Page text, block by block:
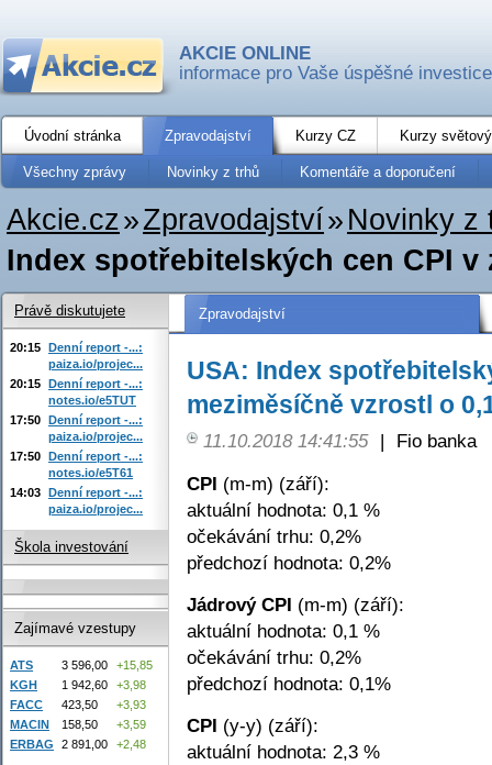
AKCIE ONLINE
informace pro Vaše úspěšné investice
Úvodní stránka Zpravodajství Kurzy CZ Kurzy
Všechny zprávy Novinky z trhů Komentáře a doporučení
Akcie.cz»Zpravodajství» Novinky z
Index spotřebitelských cen CPI v
Zpravodajství
USA: Index
meziměsíčně vzrostl o
11.10.2018 14:41:55 |
Fio banka
CPI (m-m) (září):
aktuální hodnota: 0,1 %
očekávání trhu: 0,2%
předchozí hodnota: 0,2%
Jádrový CPI (m-m) (září):
aktuální hodnota: 0,1 %
očekávání trhu: 0,2%
předchozí hodnota: 0,1%
CPI (y-y) (září):
aktuální hodnota: 2,3 %
Právě diskutujete
20:15 Denní report -...:
paiza.io/projec...
20:15 Denní report -...:
notes.io/e5TUT
17:50 Denní report -...:
paiza.io/projec...
17:50 Denní report -...:
notes.io/e5T61
14:03 Denní report -...:
paiza.io/projec...
Škola investování
Zajímavé vzestupy
ATS 3 596,00
+15,85
KGH
1 942,60
+3,98
FACC
423,50
+3,93
MACIN
158,50
+3,59
ERBAG
2 891,00 +2,48